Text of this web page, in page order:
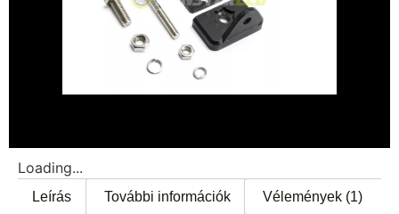
Loading...
Leírás További információk Vélemények (1)